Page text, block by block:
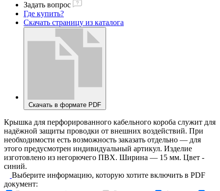
Задать вопрос
Где купить?
Скачать страницу из каталога
Скачать в формате PDF
Крышка для перфорированного кабельного короба служит для
надёжной защиты проводки от внешних воздействий. При
необходимости есть возможность заказать отдельно — для
этого предусмотрен индивидуальный артикул. Изделие
изготовлено из негорючего ПВХ. Ширина — 15 мм. Цвет -
синий.
Выберите информацию, которую хотите включить в PDF
документ: